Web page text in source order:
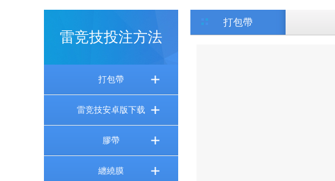
雷竞技投注方法
打包帶
雷竞技安卓版下载
膠帶
纏繞膜
打包帶